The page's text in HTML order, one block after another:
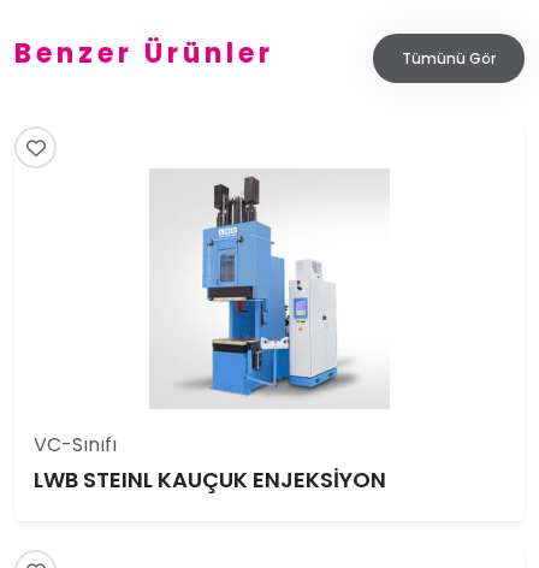
Benzer Ürünler Tümünü Gör
VC-Sınıfı
LWB STEINL KAUÇUK ENJEKSİYON